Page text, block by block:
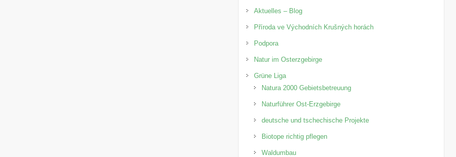
Aktuelles – Blog
Příroda ve Východních Krušných horách
Podpora
Natur im Osterzgebirge
Grüne Liga
Natura 2000 Gebietsbetreuung
Naturführer Ost-Erzgebirge
deutsche und tschechische Projekte
Biotope richtig pflegen
Waldumbau